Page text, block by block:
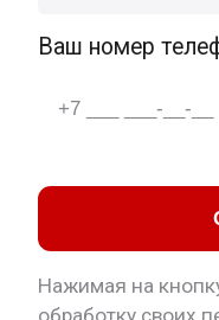
Ваш номер
Нажимая на
обработку своих